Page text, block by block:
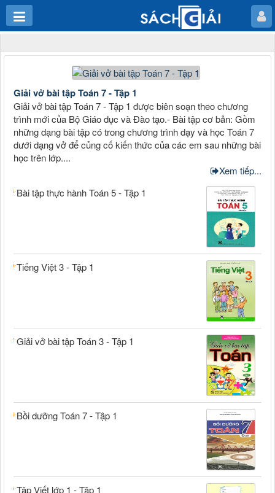
Giải vở bài tập Toán 7 - Tập 1
Giải vở bài tập Toán 7 - Tập 1 được biên soạn theo chương
trình mới của Bộ Giáo dục và Đào tạo.- Bài tập cơ bản: Gồm
những dạng bài tập có trong chương trình dạy và học Toán 7
dưới dạng vở để củng cố kiến thức của các em sau những bài
học trên lớp....
Xem tiếp...
Bài tập thực hành Toán 5 - Tập 1
Tiếng Việt 3 - Tập 1
Giải vở bài tập Toán 3 - Tập 1
Bồi dưỡng Toán 7 - Tập 1
Tập Viết lớp 1 - Tập 1